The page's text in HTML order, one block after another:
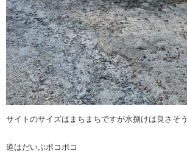
サイトのサイズはまちまちですが水捌けは良さそう
道はだいぶボコボコ